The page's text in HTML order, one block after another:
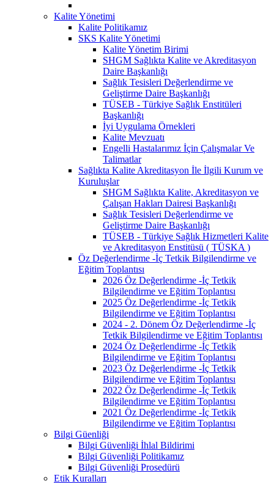
Kalite Yönetimi
Kalite Politikamız
SKS Kalite Yönetimi
Kalite Yönetim Birimi
SHGM Sağlıkta Kalite ve Akreditasyon
Daire Başkanlığı
Sağlık Tesisleri Değerlendirme ve
Geliştirme Daire Başkanlığı
TÜSEB - Türkiye Sağlık Enstitüleri
Başkanlığı
İyi Uygulama Örnekleri
Kalite Mevzuatı
Engelli Hastalarımız İçin Çalışmalar Ve
Talimatlar
Sağlıkta Kalite Akreditasyon İle İlgili Kurum ve
Kuruluşlar
SHGM Sağlıkta Kalite, Akreditasyon ve
Çalışan Hakları Dairesi Başkanlığı
Sağlık Tesisleri Değerlendirme ve
Geliştirme Daire Başkanlığı
TÜSEB - Türkiye Sağlık Hizmetleri Kalite
ve Akreditasyon Enstitüsü ( TÜSKA )
Öz Değerlendirme -İç Tetkik Bilgilendirme ve
Eğitim Toplantısı
2026 Öz Değerlendirme -İç Tetkik
Bilgilendirme ve Eğitim Toplantısı
2025 Öz Değerlendirme -İç Tetkik
Bilgilendirme ve Eğitim Toplantısı
2024 - 2. Dönem Öz Değerlendirme -İç
Tetkik Bilgilendirme ve Eğitim Toplantısı
2024 Öz Değerlendirme -İç Tetkik
Bilgilendirme ve Eğitim Toplantısı
2023 Öz Değerlendirme -İç Tetkik
Bilgilendirme ve Eğitim Toplantısı
2022 Öz Değerlendirme -İç Tetkik
Bilgilendirme ve Eğitim Toplantısı
2021 Öz Değerlendirme -İç Tetkik
Bilgilendirme ve Eğitim Toplantısı
Bilgi Güenliği
Bilgi Güvenliği İhlal Bildirimi
Bilgi Güvenliği Politikamız
Bilgi Güvenliği Prosedürü
Etik Kuralları